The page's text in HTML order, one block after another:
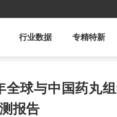
行业数据 专精特新
球与中国药丸
报告